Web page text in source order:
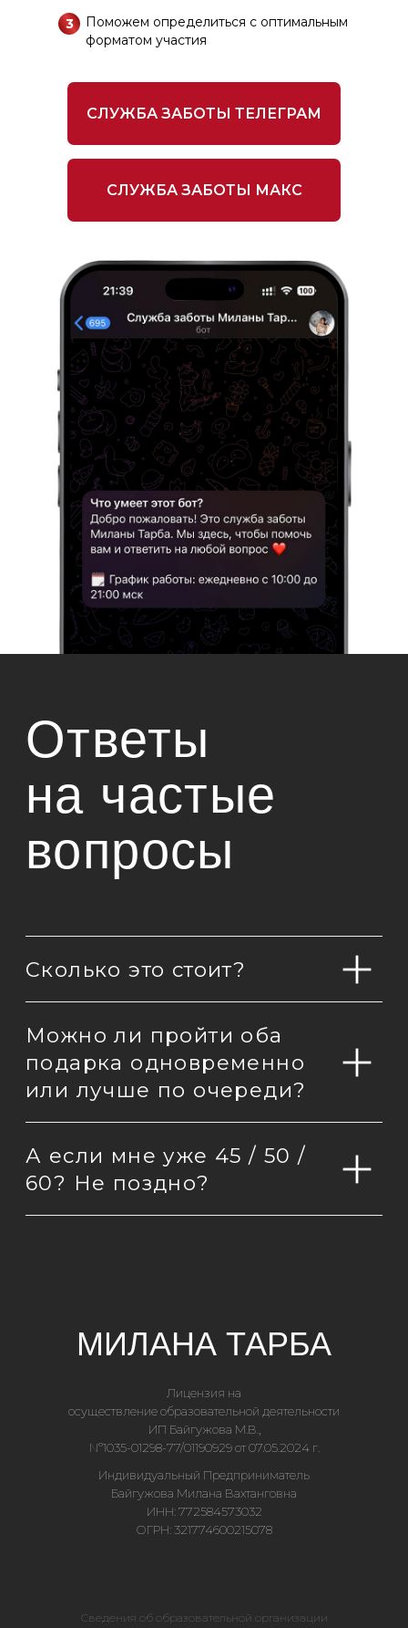
СЛУЖБА ЗАБОТЫ МАКС
СЛУЖБА ЗАБОТЫ ТЕЛЕГРАМ
Поможем определиться с оптимальным
форматом участия
3
60? Не поздно?
МИЛАНА ТАРБА
Индивидуальный Предприниматель
Байгужова Милана Вахтанговна
ИНН: 772584573032
ОГРН: 321774600215078
Лицензия на
осуществление образовательной деятельности
ИП Байгужова М.В.,
Nº1035-01298-77/01190929 от 07.05.2024 г.
Сведения об образовательной организации